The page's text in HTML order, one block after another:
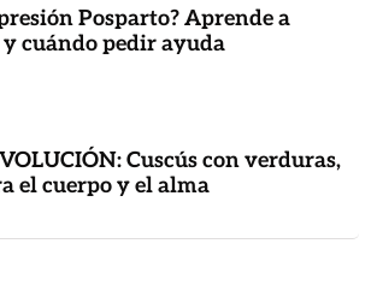
Posparto? Aprende a
cuándo pedir ayuda
Cuscús con verduras,
el cuerpo y el alma